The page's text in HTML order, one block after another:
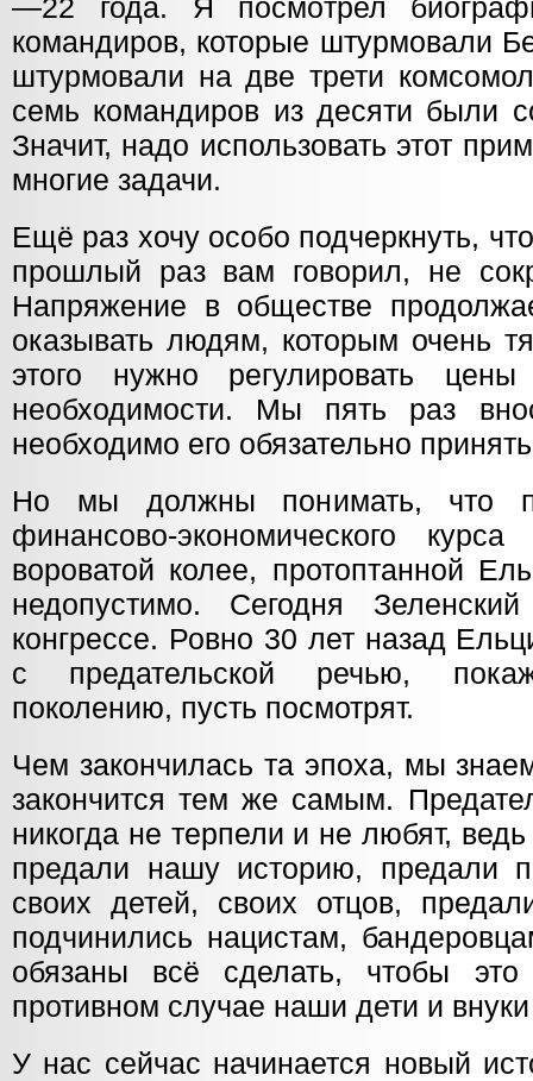
—22 года. Я посмотрел
командиров, которые штурмовали
штурмовали на две трети
семь командиров из десяти были
Значит, надо использовать этот
многие задачи.
Ещё раз хочу особо подчеркнуть,
прошлый раз вам говорил, не
Напряжение в обществе
оказывать людям, которым очень
этого нужно регулировать
необходимости. Мы пять раз
необходимо его обязательно
Но мы должны понимать, что
финансово-экономического
вороватой колее, протоптанной
недопустимо. Сегодня
конгрессе. Ровно 30 лет назад
с предательской речью,
поколению, пусть посмотрят.
Чем закончилась та эпоха, мы
закончится тем же самым.
никогда не терпели и не любят,
предали нашу историю, предали
своих детей, своих отцов,
подчинились нацистам,
обязаны всё сделать, чтобы
противном случае наши дети и
У нас сейчас начинается новый